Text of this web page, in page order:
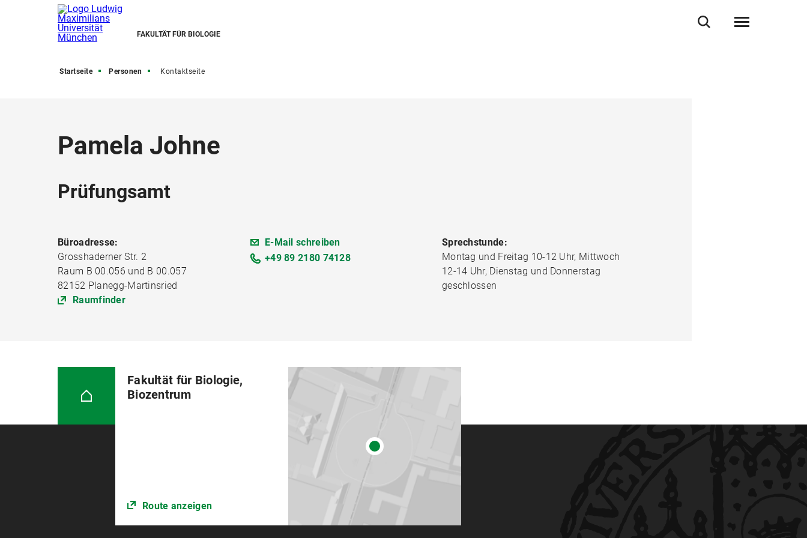
FAKULTÄT FÜR BIOLOGIE
Startseite Personen Kontaktseite
Pamela Johne
Prüfungsamt
Büroadresse:
Grosshaderner Str. 2
Raum B 00.056 und B 00.057
82152 Planegg-Martinsried
Raumfinder
E-Mail schreiben
+49 89 2180 74128
Sprechstunde:
Montag und Freitag 10-12 Uhr, Mittwoch
12-14 Uhr, Dienstag und Donnerstag
geschlossen
Fakultät für Biologie,
Biozentrum
Route anzeigen